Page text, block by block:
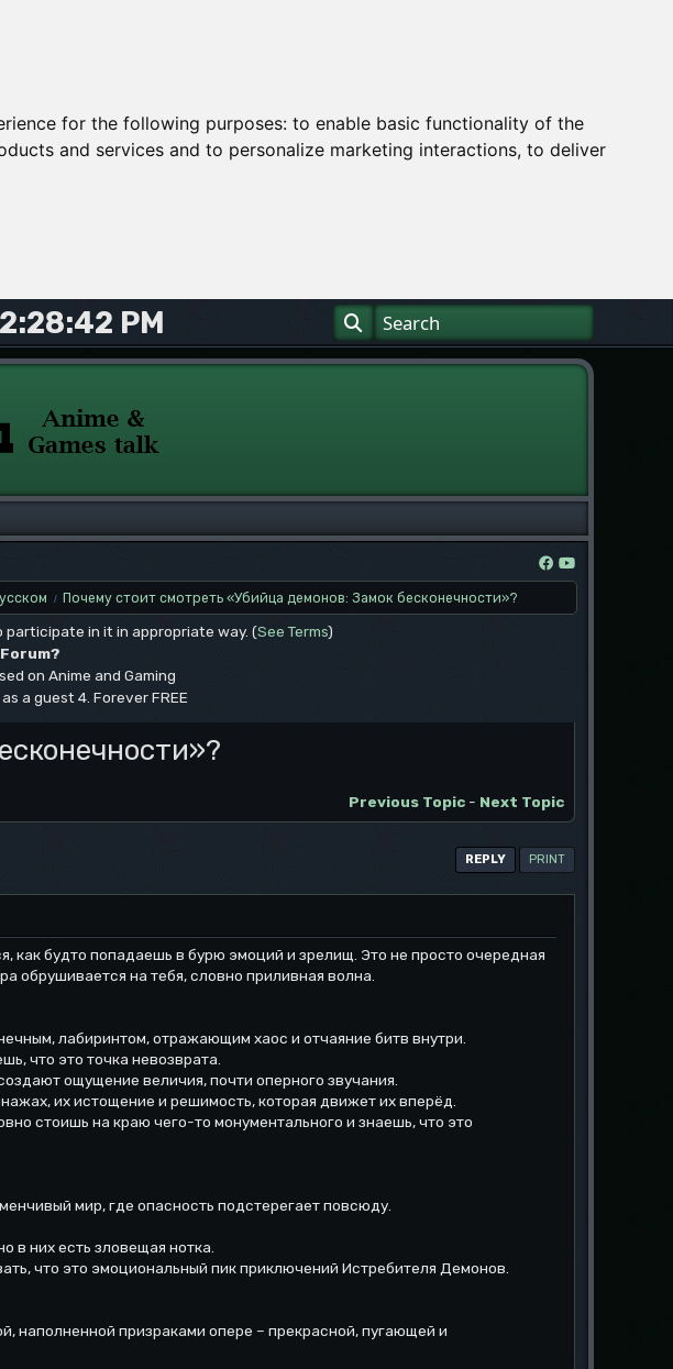
for the following purposes: to enable basic functionality of the
and services and to personalize marketing interactions, to deliver
PM
/ Почему стоит смотреть «Убийца демонов: Замок бесконечности»?
participate in it in appropriate way. (See Terms)
on Anime and Gaming
a guest 4. Forever FREE
Previous Topic - Next Topic
REPLY PRINT
будто попадаешь в бурю эмоций и зрелищ. Это не просто очередная
обрушивается на тебя, словно приливная волна.
лабиринтом, отражающим хаос и отчаяние битв внутри.
что это точка невозврата.
ощущение величия, почти оперного звучания.
их истощение и решимость, которая движет их вперёд.
стоишь на краю чего-то монументального и знаешь, что это
мир, где опасность подстерегает повсюду.
в них есть зловещая нотка.
что это эмоциональный пик приключений Истребителя Демонов.
наполненной призраками опере – прекрасной, пугающей и